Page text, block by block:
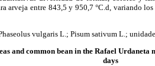
arveja entre 843,5 y 950,7 °C.d, variando
vulgaris L.; Pisum sativum L.;
and common bean in the Rafael Urdaneta
days